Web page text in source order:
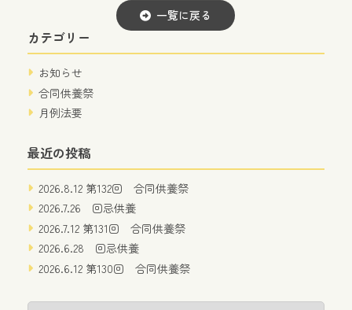
一覧に戻る
カテゴリー
お知らせ
合同供養祭
月例法要
最近の投稿
2026.8.12 第132回 合同供養祭
2026.7.26 回忌供養
2026.7.12 第131回 合同供養祭
2026.6.28 回忌供養
2026.6.12 第130回 合同供養祭